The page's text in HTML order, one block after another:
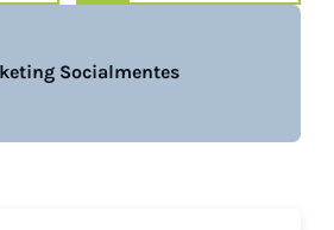
Socialmentes